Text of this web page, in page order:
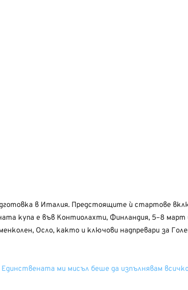
в Италия. Предстоящите ѝ стартове
купа е във Контиолахти, Финландия, 5–8 март
Осло, както и ключови надпревари за
ми мисъл беше да изпълнявам